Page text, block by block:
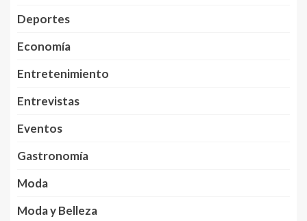
Deportes
Economía
Entretenimiento
Entrevistas
Eventos
Gastronomía
Moda
Moda y Belleza